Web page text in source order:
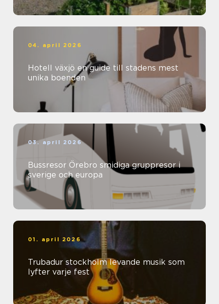
04. april 2026
Hotell växjö en guide till stadens mest
unika boenden
03. april 2026
Bussresor Örebro smidiga gruppresor i
sverige och europa
01. april 2026
Trubadur stockholm levande musik som
lyfter varje fest